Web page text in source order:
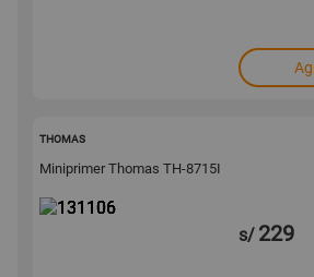
THOMAS
Miniprimer Thomas TH-8715I
s/ 229